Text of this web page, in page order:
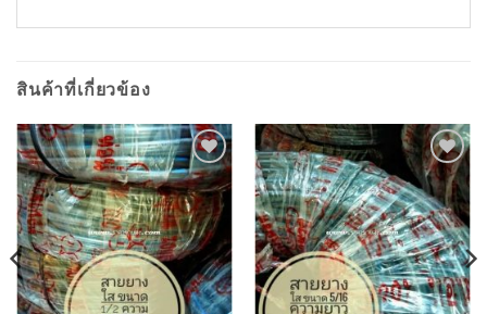
สินค้าที่เกี่ยวข้อง
เพิ่มเข้า
ใน
รายการ
ที่
ติดตาม
เพิ่มเข้า
ใน
รายการ
ที่
ติดตาม